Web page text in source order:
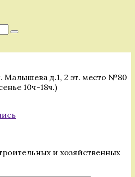
Поиск
Малышева д.1, 2 эт. место №80
10ч-18ч.)
и хозяйственных